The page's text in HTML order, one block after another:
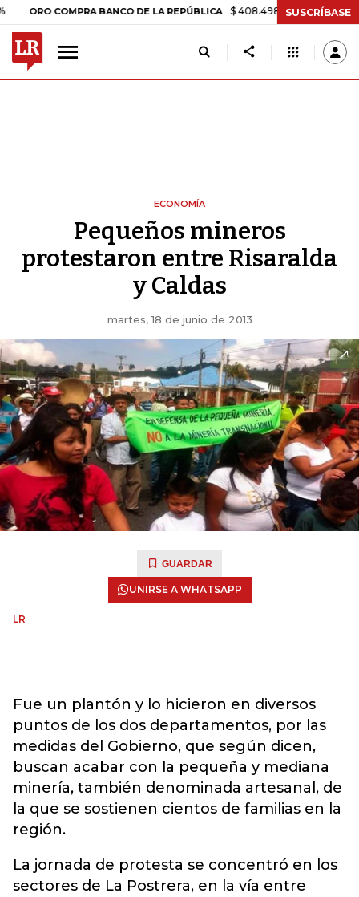
COMPRA BANCO DE LA REPÚBLICA $ 408.498,97 +$ 8.753,81 +2,19%
SUSCRÍBASE
ECONOMÍA
Pequeños mineros
protestaron entre Risaralda
y Caldas
martes, 18 de junio de 2013
GUARDAR
UNIRSE A WHATSAPP
LR
Fue un plantón y lo hicieron en diversos
puntos de los dos departamentos, por las
medidas del Gobierno, que según dicen,
buscan acabar con la pequeña y mediana
minería, también denominada artesanal, de
la que se sostienen cientos de familias en la
región.
La jornada de protesta se concentró en los
sectores de La Postrera, en la vía entre